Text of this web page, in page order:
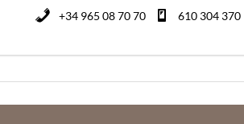
+34 965 08 70 70 610 304 370